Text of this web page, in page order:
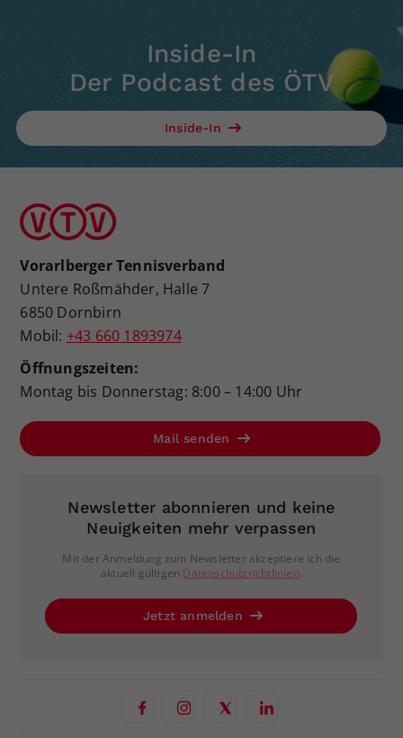
Inside-In
Der Podcast des ÖTV
Inside-In
Vorarlberger Tennisverband
Untere Roßmähder, Halle 7
6850 Dornbirn
Mobil: +43 660 1893974
Öffnungszeiten:
Montag bis Donnerstag: 8:00 – 14:00 Uhr
Mail senden
Newsletter abonnieren und keine
Neuigkeiten mehr verpassen
Mit der Anmeldung zum Newsletter akzeptiere ich die
aktuell gültigen Datenschutzrichtlinien.
Jetzt anmelden